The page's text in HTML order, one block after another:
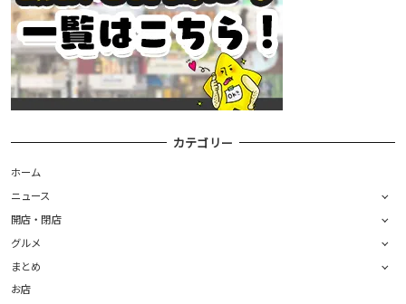
カテゴリー
ホーム
ニュース
開店・閉店
グルメ
まとめ
お店